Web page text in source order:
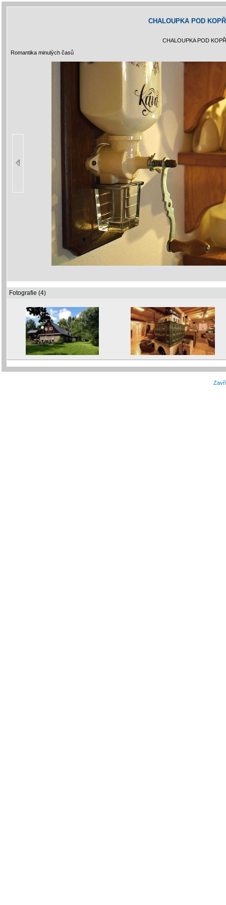
CHALOUPKA POD
CHALOUPKA POD
Romantika minulých časů
Fotografie (4)